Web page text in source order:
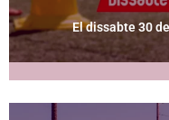
El dissabte 30